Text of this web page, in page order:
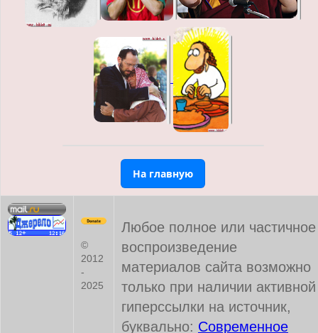
На главную
©
2012
-
2025
Любое полное или частичное
воспроизведение
материалов сайта возможно
только при наличии активной
гиперссылки на источник,
буквально: Современное